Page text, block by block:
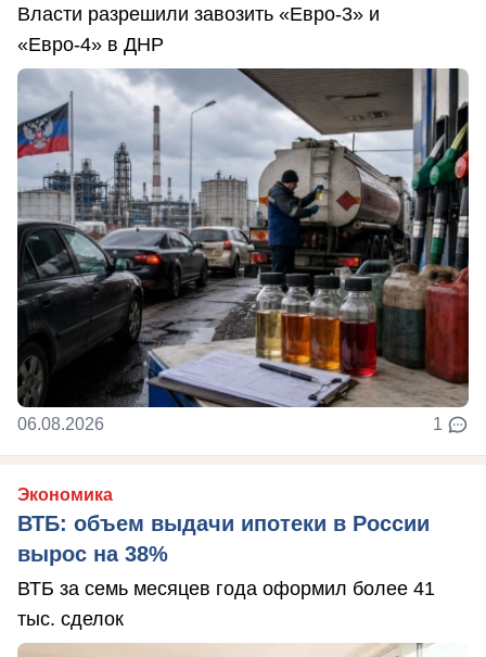
Власти разрешили завозить «Евро-3» и
«Евро-4» в ДНР
06.08.2026 1
Экономика
ВТБ: объем выдачи ипотеки в России
вырос на 38%
ВТБ за семь месяцев года оформил более 41
тыс. сделок